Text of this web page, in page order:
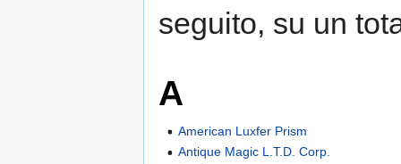
seguito, su un
A
American Luxfer Prism
Antique Magic L.T.D. Corp.